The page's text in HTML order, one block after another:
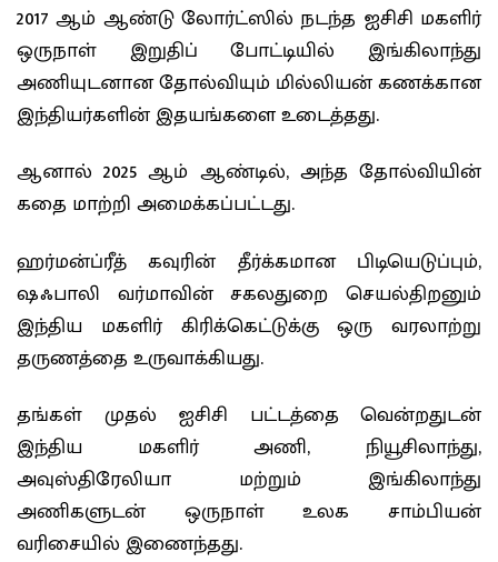
2017 ஆம் ஆண்டு லோர்ட்ஸில் நடந்த ஐசிசி மகளிர்
ஒருநாள் இறுதிப் போட்டியில் இங்கிலாந்து
அணியுடனான தோல்வியும் மில்லியன் கணக்கான
இந்தியர்களின் இதயங்களை உடைத்தது.
ஆனால் 2025 ஆம் ஆண்டில், அந்த தோல்வியின்
கதை மாற்றி அமைக்கப்பட்டது.
ஹர்மன்ப்ரீத் கவுரின் தீர்க்கமான பிடியெடுப்பும்,
ஷஃபாலி வர்மாவின் சகலதுறை செயல்திறனும்
இந்திய மகளிர் கிரிக்கெட்டுக்கு ஒரு வரலாற்று
தருணத்தை உருவாக்கியது.
தங்கள் முதல் ஐசிசி பட்டத்தை வென்றதுடன்
இந்திய மகளிர் அணி, நியூசிலாந்து,
அவுஸ்திரேலியா மற்றும் இங்கிலாந்து
அணிகளுடன் ஒருநாள் உலக சாம்பியன்
வரிசையில் இணைந்தது.